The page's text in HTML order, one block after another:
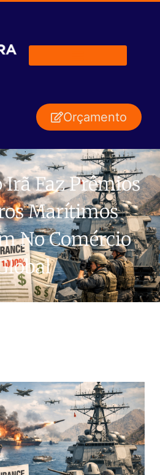
Orçamento
Faz Prêmios
Marítimos
No Comércio